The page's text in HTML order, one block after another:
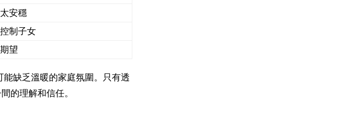
安穩
制子女
望
能缺乏溫暖的家庭氛圍。只有透
的理解和信任。